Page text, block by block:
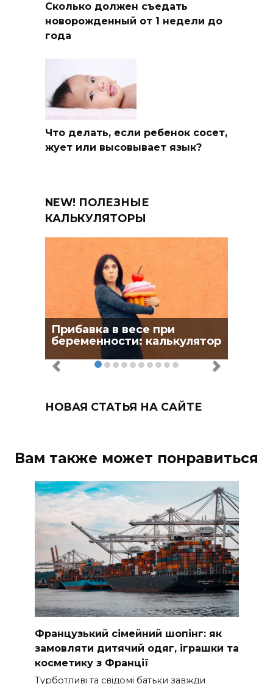
Сколько должен съедать
новорожденный от 1 недели до
года
Что делать, если ребенок сосет,
жует или высовывает язык?
NEW! ПОЛЕЗНЫЕ
КАЛЬКУЛЯТОРЫ
Прибавка в весе при
беременности: калькулятор
НОВАЯ СТАТЬЯ НА САЙТЕ
Вам также может понравиться
Французький сімейний шопінг: як
замовляти дитячий одяг, іграшки та
косметику з Франції
Турботливі та свідомі батьки завжди